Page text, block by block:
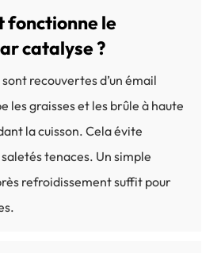
fonctionne le
catalyse ?
recouvertes d’un émail
les graisses et les brûle à haute
la cuisson. Cela évite
tenaces. Un simple
refroidissement suffit pour